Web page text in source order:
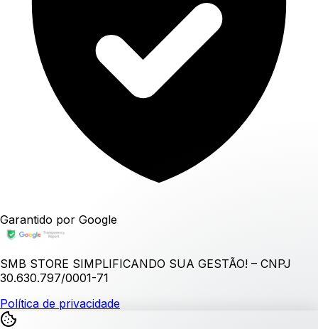
Garantido por Google
SMB STORE SIMPLIFICANDO SUA GESTÃO! – CNPJ
30.630.797/0001-71
Política de privacidade